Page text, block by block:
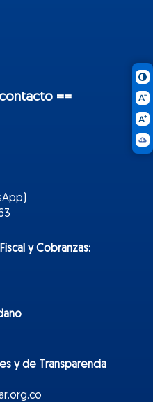
==
y Cobranzas:
y de Transparencia